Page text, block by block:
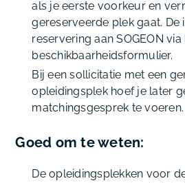
als je eerste voorkeur en
gereserveerde plek gaat. De
reservering aan SOGEON
beschikbaarheidsformulier.
Bij een sollicitatie met een
opleidingsplek hoef je later
matchingsgesprek te voeren.
Goed om te weten:
De opleidingsplekken voor